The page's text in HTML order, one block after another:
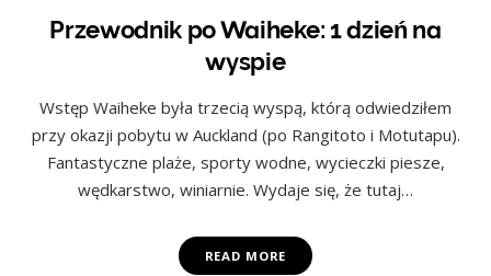
Przewodnik po Waiheke: 1 dzień na
wyspie
Wstęp Waiheke była trzecią wyspą, którą odwiedziłem
przy okazji pobytu w Auckland (po Rangitoto i Motutapu).
Fantastyczne plaże, sporty wodne, wycieczki piesze,
wędkarstwo, winiarnie. Wydaje się, że tutaj…
READ MORE